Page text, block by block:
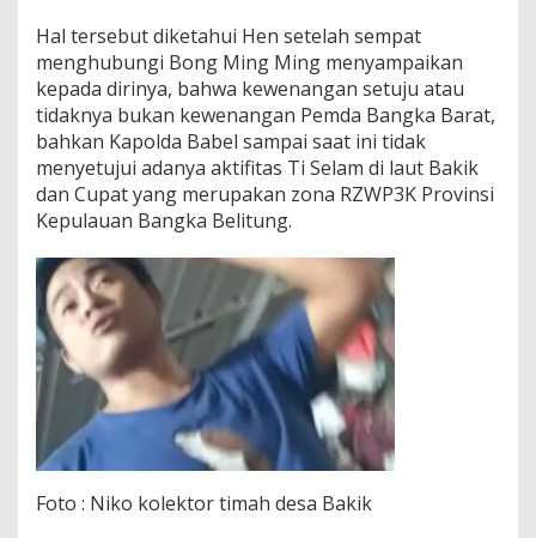
Hal tersebut diketahui Hen setelah sempat
menghubungi Bong Ming Ming menyampaikan
kepada dirinya, bahwa kewenangan setuju atau
tidaknya bukan kewenangan Pemda Bangka Barat,
bahkan Kapolda Babel sampai saat ini tidak
menyetujui adanya aktifitas Ti Selam di laut Bakik
dan Cupat yang merupakan zona RZWP3K Provinsi
Kepulauan Bangka Belitung.
Foto : Niko kolektor timah desa Bakik